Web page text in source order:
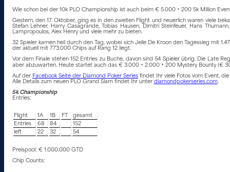
Wie schon bei der 10k PLO Championship ist auch beim € 5.000 + 200 5k Million
Gestern, den 17. Oktober, ging es in den zweiten Flight und neuerlich waren viele
Stefan Lehner, Harry Casagrande, Tobias Hausen, Dimitri Steinfeuer, Hans
Lampropoulos, Alex Henry und viele mehr zu bieten.
32 Spieler kamen heil durch den Tag, wobei sich Jelle De Kroon den Tagessieg mit
der aktuell mit 773.000 Chips auf Rang 12 liegt.
Vor dem Finale stehen 152 Entries zu Buche, davon sind 54 Spieler übrig. Die Late
aber abzuwarten. Heute startet auch das € 3.000 + 2.000 + 200 Mystery Bounty (€
Auf der Facebook Seite der Diamond Poker Seriesfindet Ihr viele Fotos vom Event,
Alle Details zum neuen PLO Grand Slam findet Ihr unter diamondpokerseries.com.
5k Championship
Entries:
Flight 1A 1B FT
gesamt
Entries
68 84
152
left
22 32 54
Preispool: € 1.000.000 GTD
Chip Counts: